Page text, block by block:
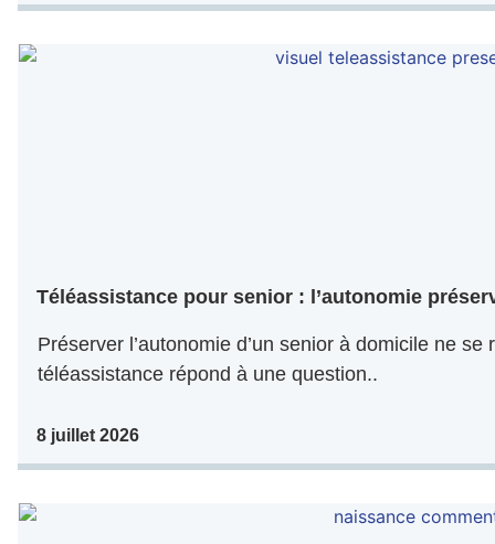
Téléassistance pour senior : l’autonomie
Préserver l’autonomie d’un senior à domicile ne
téléassistance répond à une question..
8 juillet 2026